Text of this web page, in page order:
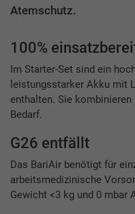
Atemschutz.
100%
Im Starter-Set sind ein
leistungsstarker Akku mit
enthalten. Sie
Bedarf.
G26 entfällt
Das BariAir benötigt für
arbeitsmedizinische
Gewicht <3 kg und 0 mbar